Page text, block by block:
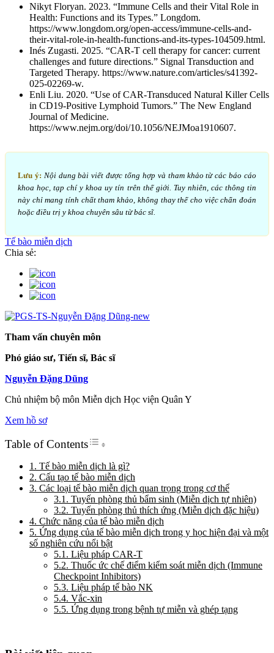
Nikyt Floryan. 2023. “Immune Cells and their Vital Role in
Health: Functions and its Types.” Longdom.
https://www.longdom.org/open-access/immune-cells-and-
their-vital-role-in-health-functions-and-its-types-104509.html.
Inés Zugasti. 2025. “CAR-T cell therapy for cancer: current
challenges and future directions.” Signal Transduction and
Targeted Therapy. https://www.nature.com/articles/s41392-
025-02269-w.
Enli Liu. 2020. “Use of CAR-Transduced Natural Killer Cells
in CD19-Positive Lymphoid Tumors.” The New England
Journal of Medicine.
https://www.nejm.org/doi/10.1056/NEJMoa1910607.
Lưu ý: Nội dung bài viết được tổng hợp và tham khảo từ các báo cáo
khoa học, tạp chí y khoa uy tín trên thế giới. Tuy nhiên, các thông tin
này chỉ mang tính chất tham khảo, không thay thế cho việc chẩn đoán
hoặc điều trị y khoa chuyên sâu từ bác sĩ.
Tế bào miễn dịch
Chia sẻ:
Tham vấn chuyên môn
Phó giáo sư, Tiến sĩ, Bác sĩ
Nguyễn Đặng Dũng
Chủ nhiệm bộ môn Miễn dịch Học viện Quân Y
Xem hồ sơ
Table of ContentsToggle Table of Content
1. Tế bào miễn dịch là gì?
2. Cấu tạo tế bào miễn dịch
3. Các loại tế bào miễn dịch quan trọng trong cơ thể
3.1. Tuyến phòng thủ bẩm sinh (Miễn dịch tự nhiên)
3.2. Tuyến phòng thủ thích ứng (Miễn dịch đặc hiệu)
4. Chức năng của tế bào miễn dịch
5. Ứng dụng của tế bào miễn dịch trong y học hiện đại và một
số nghiên cứu nổi bật
5.1. Liệu pháp CAR-T
5.2. Thuốc ức chế điểm kiểm soát miễn dịch (Immune
Checkpoint Inhibitors)
5.3. Liệu pháp tế bào NK
5.4. Vắc-xin
5.5. Ứng dụng trong bệnh tự miễn và ghép tạng